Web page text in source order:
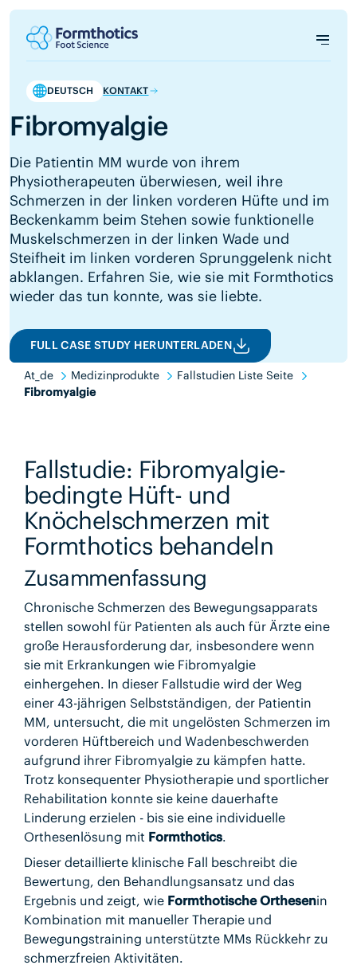
DEUTSCH KONTAKT
Fibromyalgie
Die Patientin MM wurde von ihrem
Physiotherapeuten überwiesen, weil ihre
Schmerzen in der linken vorderen Hüfte und im
Beckenkamm beim Stehen sowie funktionelle
Muskelschmerzen in der linken Wade und
Steifheit im linken vorderen Sprunggelenk nicht
abklangen. Erfahren Sie, wie sie mit Formthotics
wieder das tun konnte, was sie liebte.
FULL CASE STUDY HERUNTERLADEN
At_de Medizinprodukte
Fallstudien Liste Seite
Fibromyalgie
Fallstudie: Fibromyalgie-
bedingte Hüft- und
Knöchelschmerzen mit
Formthotics behandeln
Zusammenfassung
Chronische Schmerzen des Bewegungsapparats
stellen sowohl für Patienten als auch für Ärzte eine
große Herausforderung dar, insbesondere wenn
sie mit Erkrankungen wie Fibromyalgie
einhergehen. In dieser Fallstudie wird der Weg
einer 43-jährigen Selbstständigen, der Patientin
MM, untersucht, die mit ungelösten Schmerzen im
vorderen Hüftbereich und Wadenbeschwerden
aufgrund ihrer Fibromyalgie zu kämpfen hatte.
Trotz konsequenter Physiotherapie und sportlicher
Rehabilitation konnte sie keine dauerhafte
Linderung erzielen - bis sie eine individuelle
Orthesenlösung mit Formthotics.
Dieser detaillierte klinische Fall beschreibt die
Bewertung, den Behandlungsansatz und das
Ergebnis und zeigt, wie Formthotische Orthesenin
Kombination mit manueller Therapie und
Bewegungstraining unterstützte MMs Rückkehr zu
schmerzfreien Aktivitäten.